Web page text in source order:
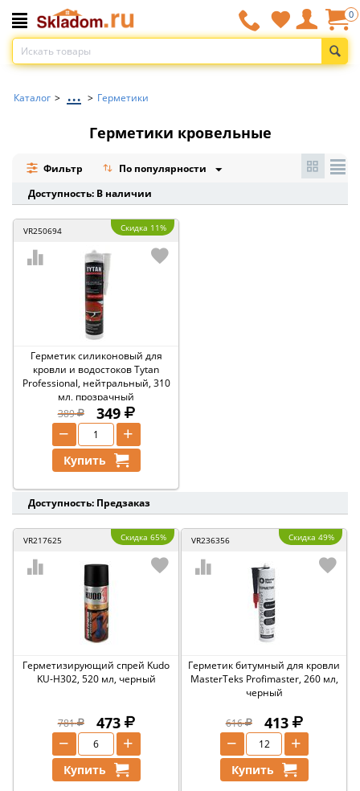
0
Каталог > ... > Герметики
Герметики кровельные
Фильтр
По популярности
Доступность: В наличии
VR250694 Скидка 11%
Герметик силиконовый для
кровли и водостоков Tytan
Professional, нейтральный, 310
мл, прозрачный
389
349
+
−
Купить
Доступность: Предзаказ
VR217625 Скидка 65%
Герметизирующий спрей Kudo
KU-H302, 520 мл, черный
781 473
+
−
Купить
VR236356 Скидка 49%
Герметик битумный для кровли
MasterTeks Profimaster, 260 мл,
черный
616 413
+
−
Купить